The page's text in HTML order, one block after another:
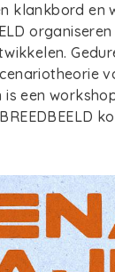
klankbord
een